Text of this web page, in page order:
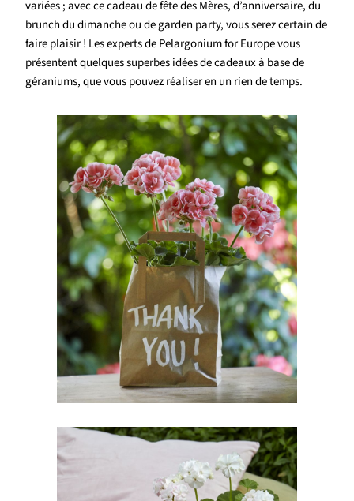
variées ; avec ce cadeau de fête des Mères, d’anniversaire, du
brunch du dimanche ou de garden party, vous serez certain de
faire plaisir ! Les experts de Pelargonium for Europe vous
présentent quelques superbes idées de cadeaux à base de
géraniums, que vous pouvez réaliser en un rien de temps.